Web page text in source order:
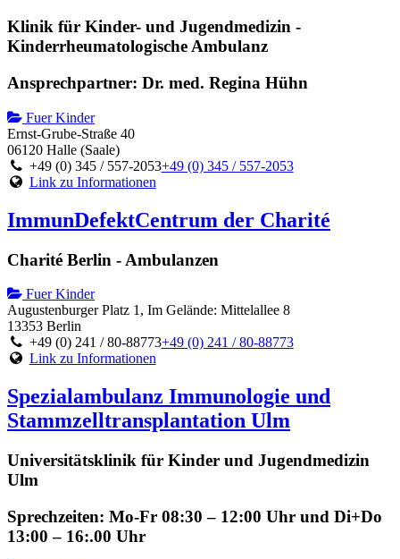
Klinik für Kinder- und Jugendmedizin -
Kinderrheumatologische Ambulanz
Ansprechpartner: Dr. med. Regina Hühn
Fuer Kinder
Ernst-Grube-Straße 40
06120 Halle (Saale)
+49 (0) 345 / 557-2053+49 (0) 345 / 557-2053
Link zu Informationen
ImmunDefektCentrum der Charité
Charité Berlin - Ambulanzen
Fuer Kinder
Augustenburger Platz 1, Im Gelände: Mittelallee 8
13353 Berlin
+49 (0) 241 / 80-88773+49 (0) 241 / 80-88773
Link zu Informationen
Spezialambulanz Immunologie und
Stammzelltransplantation Ulm
Universitätsklinik für Kinder und Jugendmedizin
Ulm
Sprechzeiten: Mo-Fr 08:30 – 12:00 Uhr und Di+Do
13:00 – 16:.00 Uhr